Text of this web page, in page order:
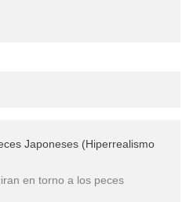
Japoneses (Hiperrealismo
en torno a los peces